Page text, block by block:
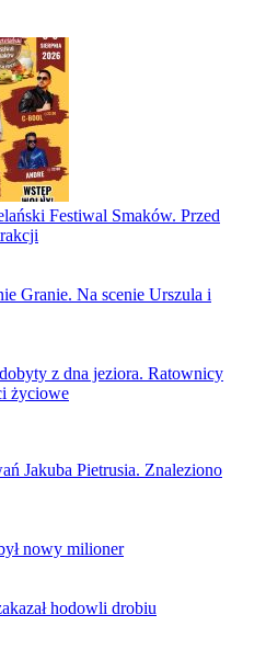
Festiwal Smaków. Przed
Granie. Na scenie Urszula i
z dna jeziora. Ratownicy
życiowe
Jakuba Pietrusia. Znaleziono
nowy milioner
hodowli drobiu